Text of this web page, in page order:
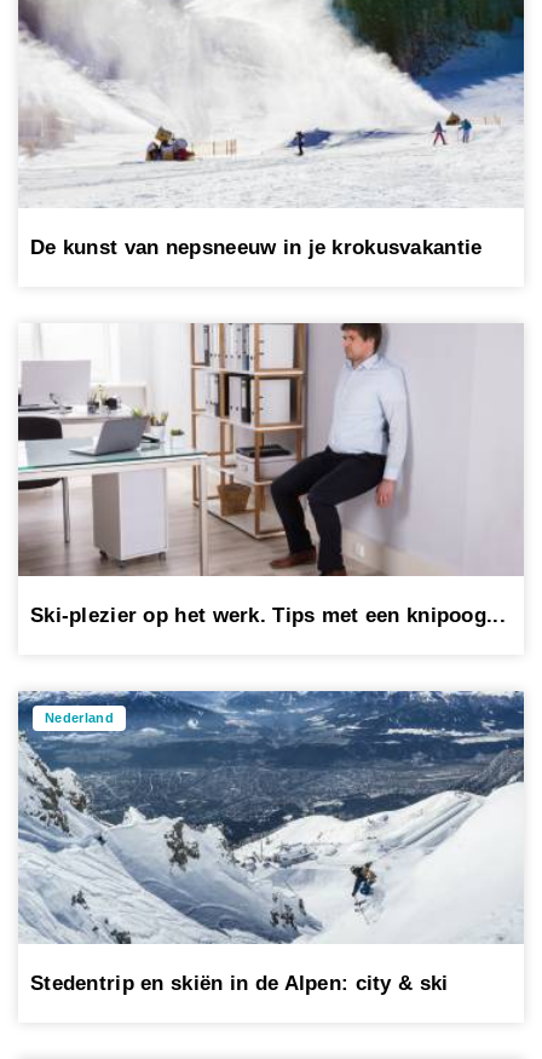
De kunst van nepsneeuw in je krokusvakantie
Ski-plezier op het werk. Tips met een knipoog...
Nederland
Stedentrip en skiën in de Alpen: city & ski